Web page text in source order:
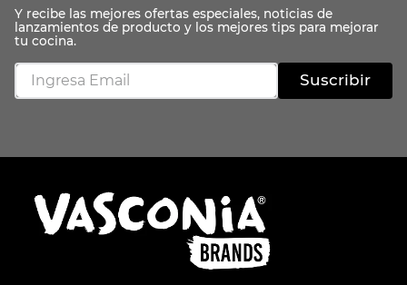
Suscribir